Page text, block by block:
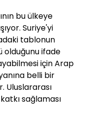
bu ülkeye
Suriye'yi
tablonun
olduğunu ifade
için Arap
belli bir
Uluslararası
sağlaması